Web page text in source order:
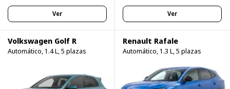
Ver Ver
Volkswagen Golf R
Automático, 1.4 L, 5 plazas
Renault Rafale
Automático, 1.3 L, 5 plazas